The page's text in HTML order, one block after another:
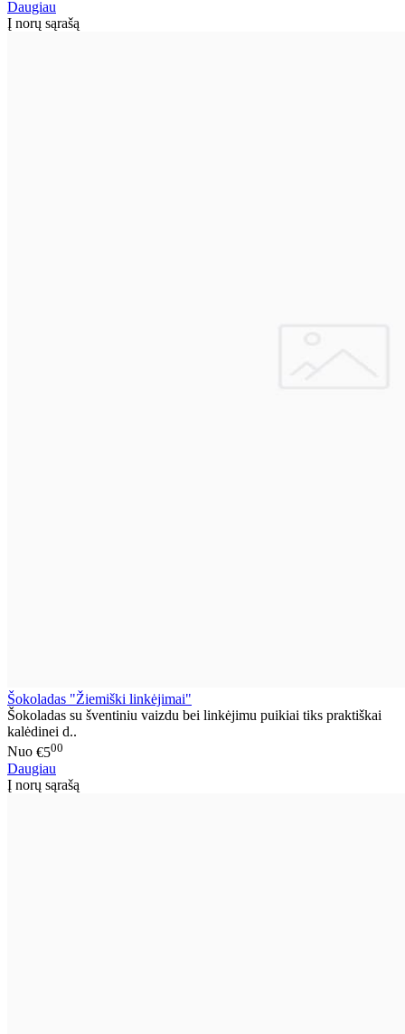
Daugiau
Į norų sąrašą
Šokoladas "Žiemiški linkėjimai"
Šokoladas su šventiniu vaizdu bei linkėjimu puikiai tiks praktiškai
kalėdinei d..
Nuo €500
Daugiau
Į norų sąrašą